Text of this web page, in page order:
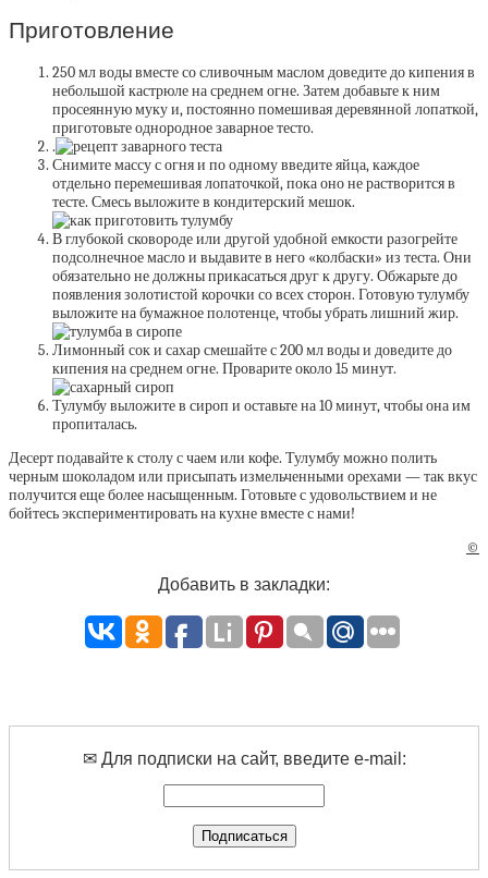
Приготовление
250 мл воды вместе со сливочным маслом доведите до кипения в
небольшой кастрюле на среднем огне. Затем добавьте к ним
просеянную муку и, постоянно помешивая деревянной лопаткой,
приготовьте однородное заварное тесто.
.
Снимите массу с огня и по одному введите яйца, каждое
отдельно перемешивая лопаточкой, пока оно не растворится в
тесте. Смесь выложите в кондитерский мешок.
В глубокой сковороде или другой удобной емкости разогрейте
подсолнечное масло и выдавите в него «колбаски» из теста. Они
обязательно не должны прикасаться друг к другу. Обжарьте до
появления золотистой корочки со всех сторон. Готовую тулумбу
выложите на бумажное полотенце, чтобы убрать лишний жир.
Лимонный сок и сахар смешайте с 200 мл воды и доведите до
кипения на среднем огне. Проварите около 15 минут.
Тулумбу выложите в сироп и оставьте на 10 минут, чтобы она им
пропиталась.
Десерт подавайте к столу с чаем или кофе. Тулумбу можно полить
черным шоколадом или присыпать измельченными орехами — так вкус
получится еще более насыщенным. Готовьте с удовольствием и не
бойтесь экспериментировать на кухне вместе с нами!
©
Добавить в закладки:
✉ Для подписки на сайт, введите e-mail: